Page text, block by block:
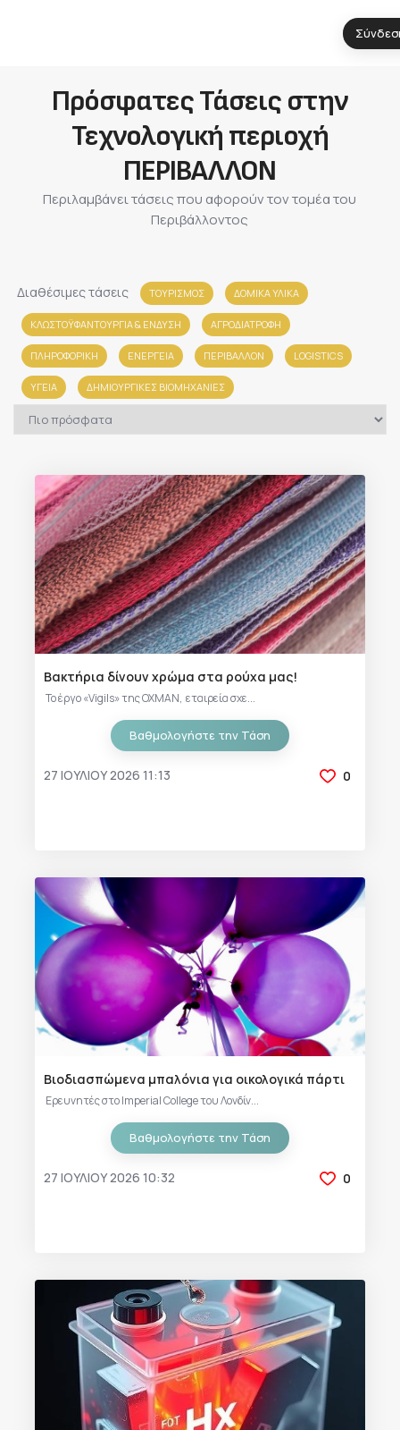
Πρόσφατες Τάσεις στην
Τεχνολογική περιοχή
ΠΕΡΙΒΑΛΛΟΝ
Περιλαμβάνει τάσεις που αφορούν τον τομέα του
Περιβάλλοντος
Διαθέσιμες τάσεις ΤΟΥΡΙΣΜΟΣ ΔΟΜΙΚΑ ΥΛΙΚΑ
ΚΛΩΣΤΟΫΦΑΝΤΟΥΡΓΙΑ & ΈΝΔΥΣΗ ΑΓΡΟΔΙΑΤΡΟΦΗ
ΠΛΗΡΟΦΟΡΙΚΗ ΕΝΕΡΓΕΙΑ ΠΕΡΙΒΑΛΛΟΝ LOGISTICS
ΥΓΕΙΑ ΔΗΜΙΟΥΡΓΙΚΕΣ ΒΙΟΜΗΧΑΝΙΕΣ
Βακτήρια δίνουν χρώμα στα ρούχα μας!
Το έργο «Vigils» της OXMAN, εταιρεία σχε...
Βαθμολογήστε την Τάση
27 ΙΟΥΛΊΟΥ 2026 11:13 0
Βιοδιασπώμενα μπαλόνια για οικολογικά πάρτι
Ερευνητές στο Imperial College του Λονδίν...
Βαθμολογήστε την Τάση
27 ΙΟΥΛΊΟΥ 2026 10:32 0